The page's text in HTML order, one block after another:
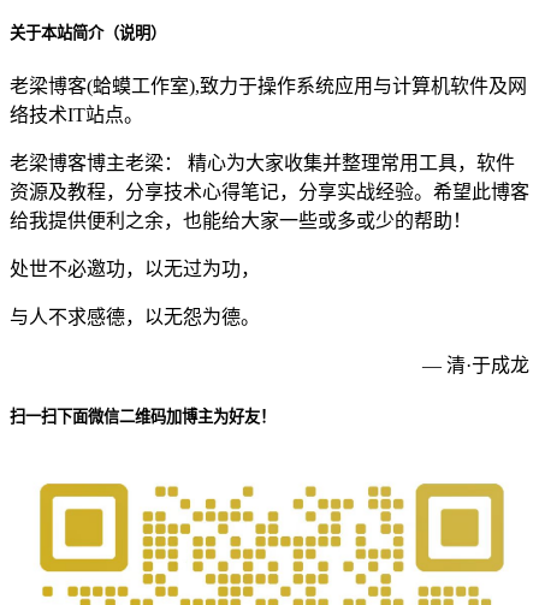
关于本站简介（说明）
老梁博客(蛤蟆工作室),致力于操作系统应用与计算机软件及网
络技术IT站点。
老梁博客博主老梁： 精心为大家收集并整理常用工具，软件
资源及教程，分享技术心得笔记，分享实战经验。希望此博客
给我提供便利之余，也能给大家一些或多或少的帮助！
处世不必邀功，以无过为功，
与人不求感德，以无怨为德。
— 清·于成龙
扫一扫下面微信二维码加博主为好友！